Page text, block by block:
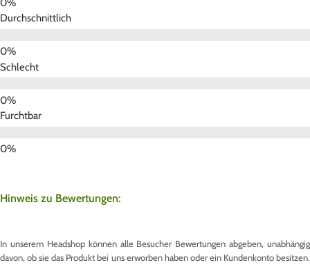
Durchschnittlich
Schlecht
Furchtbar
Hinweis zu Bewertungen:
In unserem Headshop können alle Besucher Bewertungen abgeben, unabhängig
davon, ob sie das Produkt bei uns erworben haben oder ein Kundenkonto besitzen.